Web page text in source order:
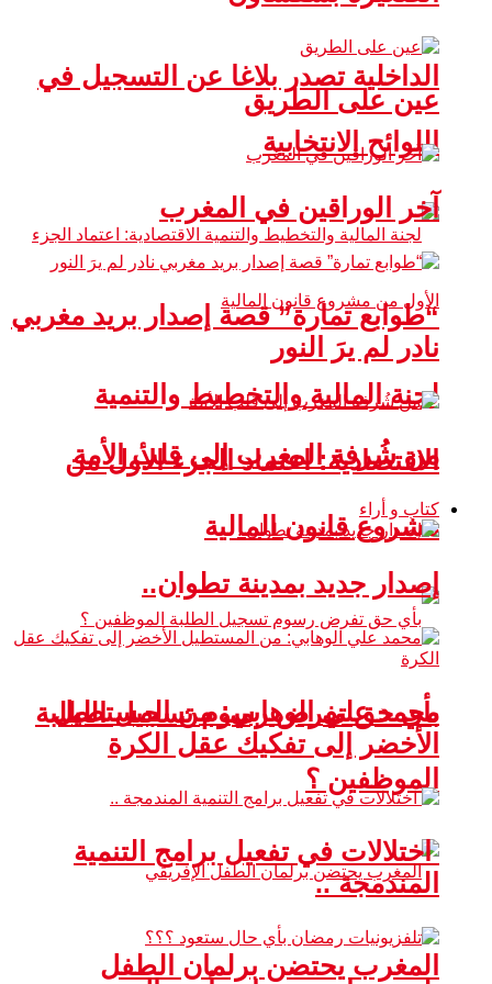
الداخلية تصدر بلاغا عن التسجيل في
اللوائح الانتخابية
لجنة المالية والتخطيط والتنمية
الاقتصادية: اعتماد الجزء الأول من
مشروع قانون المالية
بأي حق تفرض رسوم تسجيل الطلبة
الموظفين ؟
المغرب يحتضن برلمان الطفل
عين على الطريق
آخر الوراقين في المغرب
“طوابع تمارة” قصة إصدار بريد مغربي
نادر لم يرَ النور
من شُرفة المغرب إلى قلب الأمة
كتاب و أراء
إصدار جديد بمدينة تطوان..
محمد علي الوهابي: من المستطيل
الأخضر إلى تفكيك عقل الكرة
اختلالات في تفعيل برامج التنمية
المندمجة ..